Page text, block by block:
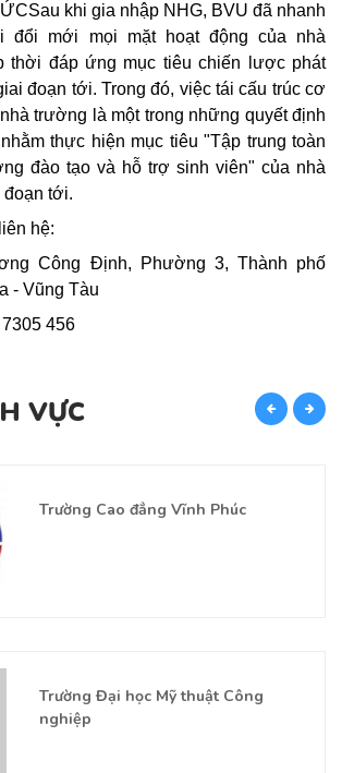
Sau khi gia nhập NHG, BVU đã nhanh
đổi mới mọi mặt hoạt động của nhà
thời đáp ứng mục tiêu chiến lược phát
đoạn tới. Trong đó, việc tái cấu trúc cơ
trường là một trong những quyết định
thực hiện mục tiêu "Tập trung toàn
đào tạo và hỗ trợ sinh viên" của nhà
tới.
hệ:
Công Định, Phường 3, Thành phố
- Vũng Tàu
456
VỰC
Trường Cao đẳng Vĩnh Phúc
Trường Đại học Mỹ thuật Công
nghiệp